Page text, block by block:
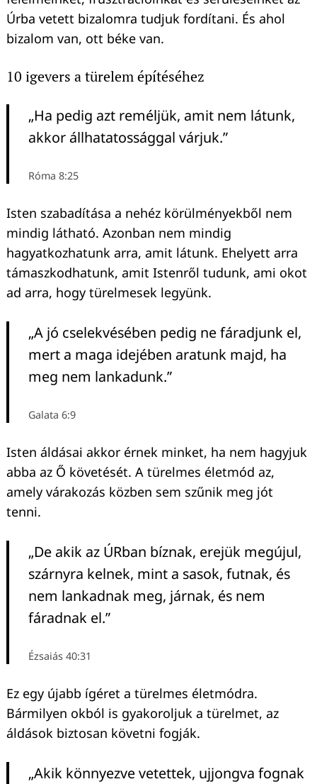
Úrba vetett bizalomra tudjuk fordítani. És ahol
bizalom van, ott béke van.
10 igevers a türelem építéséhez
„Ha pedig azt reméljük, amit nem látunk,
akkor állhatatossággal várjuk.”
Róma 8:25
Isten szabadítása a nehéz körülményekből nem
mindig látható. Azonban nem mindig
hagyatkozhatunk arra, amit látunk. Ehelyett arra
támaszkodhatunk, amit Istenről tudunk, ami okot
ad arra, hogy türelmesek legyünk.
„A jó cselekvésében pedig ne fáradjunk el,
mert a maga idejében aratunk majd, ha
meg nem lankadunk.”
Galata 6:9
Isten áldásai akkor érnek minket, ha nem hagyjuk
abba az Ő követését. A türelmes életmód az,
amely várakozás közben sem szűnik meg jót
tenni.
„De akik az ÚRban bíznak, erejük megújul,
szárnyra kelnek, mint a sasok, futnak, és
nem lankadnak meg, járnak, és nem
fáradnak el.”
Ézsaiás 40:31
Ez egy újabb ígéret a türelmes életmódra.
Bármilyen okból is gyakoroljuk a türelmet, az
áldások biztosan követni fogják.
„Akik könnyezve vetettek, ujjongva fognak
Keresés: